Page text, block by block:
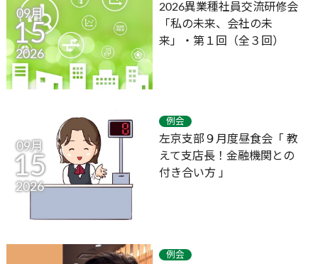
09月
15
2026
2026異業種社員交流研修会
「私の未来、会社の未
来」・第１回（全３回）
09月
15
2026
例会
左京支部９月度昼食会「 教
えて支店長！金融機関との
付き合い方 」
例会